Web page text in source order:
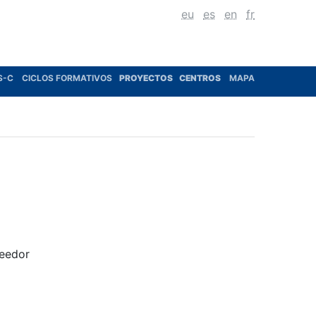
eu es en fr
C CICLOS FORMATIVOS PROYECTOS CENTROS MAPA